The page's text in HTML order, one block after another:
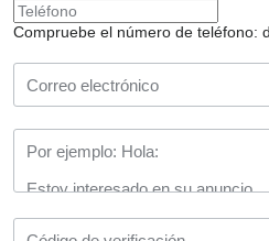
Compruebe el número de teléfono: